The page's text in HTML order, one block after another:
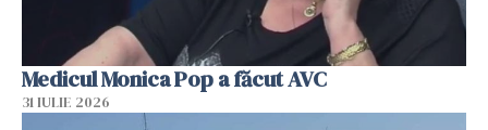
Medicul Monica Pop a făcut AVC
31 IULIE 2026